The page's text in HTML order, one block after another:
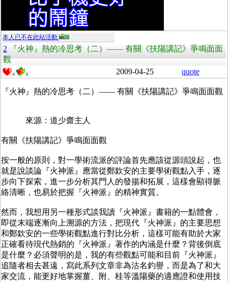
本人已不在此站活動
2 『火神』熱的冷思考（二）—— 有關《扶陽講記》爭鳴面面
觀
0 0 2009-04-25 quote
『火神』熱的冷思考（二）—— 有關《扶陽講記》爭鳴面面觀
來源：道少齋主人
有關《扶陽講記》爭鳴面面觀
按一般的原則，對一學術流派的評論首先應該從源頭說起，也
就是說談論『火神派』應當從鄭欽安的主要學術觀點入手，逐
步向下探索，進一步分析其門人的發揚和拓展，這樣會顯得脈
絡清晰，也易於把握『火神派』的精神實質。
然而，我想用另一種形式談我讀『火神派』書籍的一點體會，
即從末端逐漸向上溯源的方法，把現代『火神派』的主要思想
和鄭欽安的一些學術觀點進行對比分析，這樣可能有助於大家
正確看待現代熱銷的『火神派』著作的內涵是什麼？背後倒底
是什麼？必須聲明的是，我的有些觀點可能和目前『火神派』
追隨者相去甚遠，寫此系列文章非為沽名釣譽，而是為了和大
家交流，能更好地掌握薑、附、桂等溫陽藥的適應證和使用技